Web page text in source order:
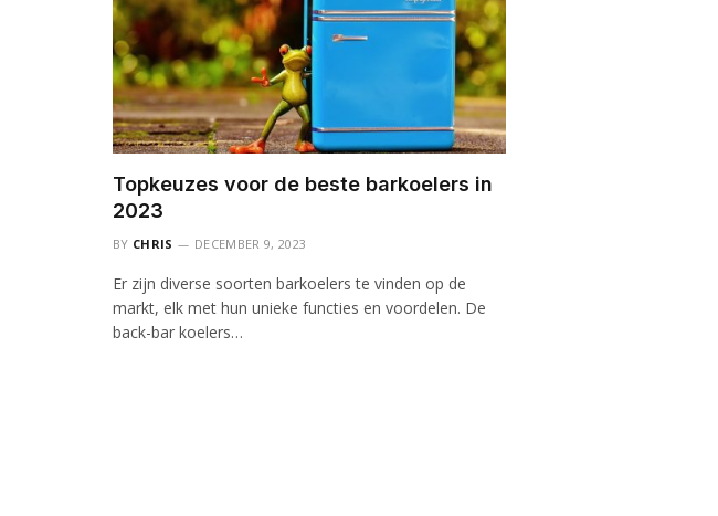
Topkeuzes voor de beste barkoelers in
2023
BY CHRIS DECEMBER 9, 2023
Er zijn diverse soorten barkoelers te vinden op de
markt, elk met hun unieke functies en voordelen. De
back-bar koelers…